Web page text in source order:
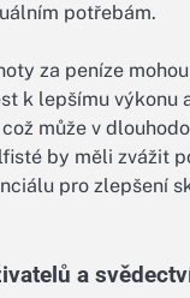
potřebám.
za peníze
k lepšímu výkonu
může v
by měli zvážit
pro zlepšení
a